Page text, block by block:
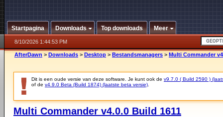
Startpagina Downloads Top downloads Meer
8/10/2026 1:44:53 PM
AfterDawn > Downloads > Desktop > Bestandsmanagers > Multi Commander
Dit is een oude versie van deze software. Je kunt ook de v9.7.0 ( Build 2590 )
of de v4.9.0 Beta (Build 1874) (laatste beta versie)
Multi Commander v4.0.0 Build 1611